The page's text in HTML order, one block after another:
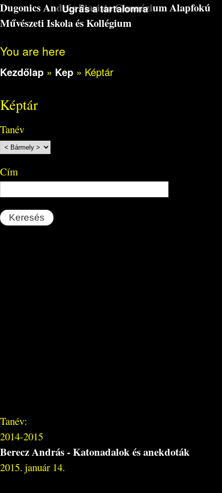
Ugrás a tartalomra
Dugonics András Piarista Gimnázium Alapfokú
Művészeti Iskola és Kollégium
You are here
Kezdőlap » Kep » Képtár
Képtár
Tanév
Cím
Tanév:
2014-2015
Berecz András - Katonadalok és anekdoták
2015. január 14.